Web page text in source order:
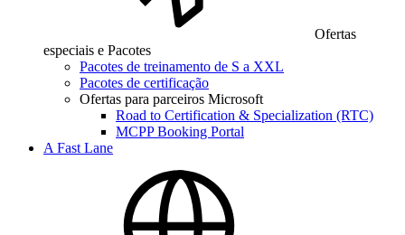
Ofertas
especiais e Pacotes
Pacotes de treinamento de S a XXL
Pacotes de certificação
Ofertas para parceiros Microsoft
Road to Certification & Specialization (RTC)
MCPP Booking Portal
A Fast Lane